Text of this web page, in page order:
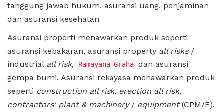
tanggung jawab hukum, asuransi uang, penjaminan
dan asuransi kesehatan
Asuransi properti menawarkan produk seperti
asuransi kebakaran, asuransi property all risks/
industrial all risk, Ramayana Graha dan asuransi
gempa bumi. Asuransi rekayasa menawarkan produk
seperti construction all risk, erection all risk,
contractors' plant & machinery/ equipment(CPM/E),